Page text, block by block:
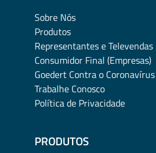
Sobre Nós
Produtos
Representantes e Televendas
Consumidor Final (Empresas)
Goedert Contra o Coronavírus
Trabalhe Conosco
Política de Privacidade
PRODUTOS